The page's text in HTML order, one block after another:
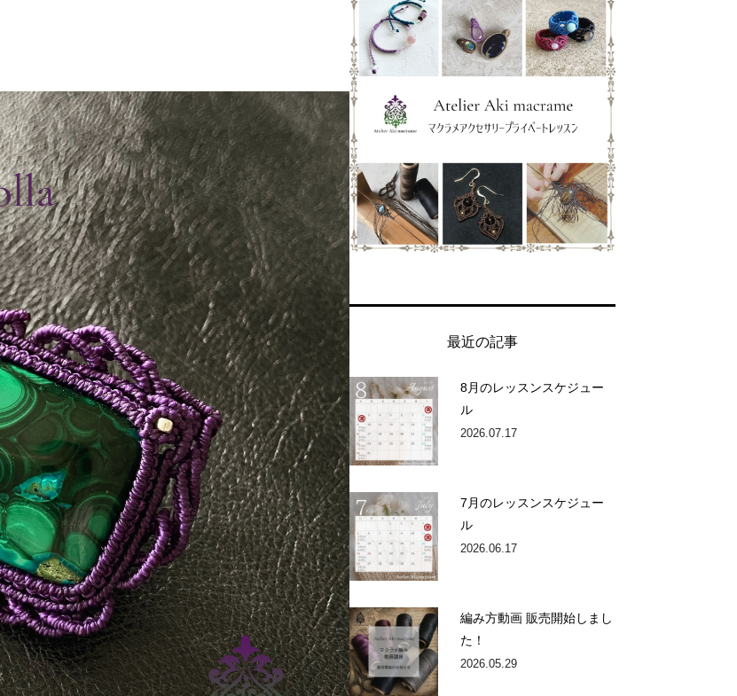
最近の記事
8月のレッスンスケジュー
ル
2026.07.17
7月のレッスンスケジュー
ル
2026.06.17
編み方動画 販売開始しまし
た！
2026.05.29